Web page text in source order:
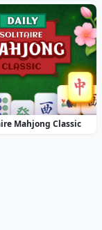
Mahjong Classic